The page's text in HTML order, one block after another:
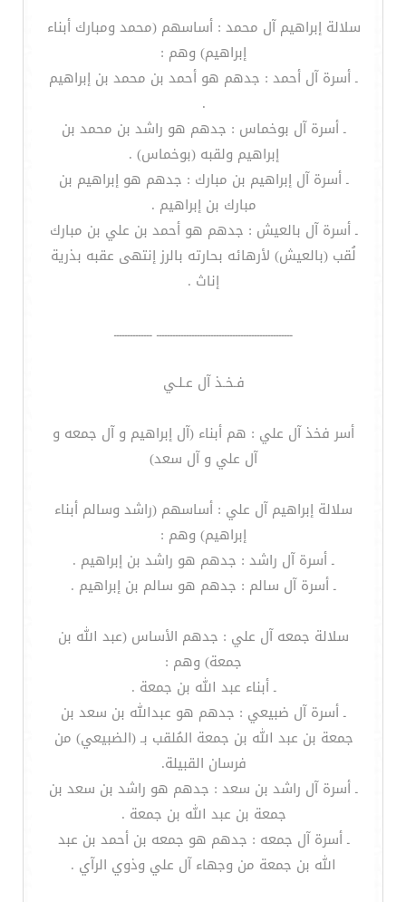
سلالة إبراهيم آل محمد : أساسهم (محمد ومبارك أبناء
إبراهيم) وهم :
ـ أسرة آل أحمد : جدهم هو أحمد بن محمد بن إبراهيم
.
ـ أسرة آل بوخماس : جدهم هو راشد بن محمد بن
إبراهيم ولقبه (بوخماس) .
ـ أسرة آل إبراهيم بن مبارك : جدهم هو إبراهيم بن
مبارك بن إبراهيم .
ـ أسرة آل بالعيش : جدهم هو أحمد بن علي بن مبارك
لُقب (بالعيش) لأرهائه بحارته بالرز إنتهى عقبه بذرية
إناث .
ــــــــــــــــــــــــــــــــــــــــــــــــــ ــــــــــــــ
فـخـذ آل عـلـي
أسر فخذ آل علي : هم أبناء (آل إبراهيم و آل جمعه و
آل علي و آل سعد)
سلالة إبراهيم آل علي : أساسهم (راشد وسالم أبناء
إبراهيم) وهم :
ـ أسرة آل راشد : جدهم هو راشد بن إبراهيم .
ـ أسرة آل سالم : جدهم هو سالم بن إبراهيم .
سلالة جمعه آل علي : جدهم الأساس (عبد الله بن
جمعة) وهم :
ـ أبناء عبد الله بن جمعة .
ـ أسرة آل ضبيعي : جدهم هو عبدالله بن سعد بن
جمعة بن عبد الله بن جمعة المُلقب بـ (الضبيعي) من
فرسان القبيلة.
ـ أسرة آل راشد بن سعد : جدهم هو راشد بن سعد بن
جمعة بن عبد الله بن جمعة .
ـ أسرة آل جمعه : جدهم هو جمعه بن أحمد بن عبد
الله بن جمعة من وجهاء آل علي وذوي الرآي .